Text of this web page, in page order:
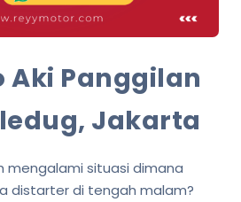
Aki Panggilan
Jakarta
mengalami situasi dimana
distarter di tengah malam?